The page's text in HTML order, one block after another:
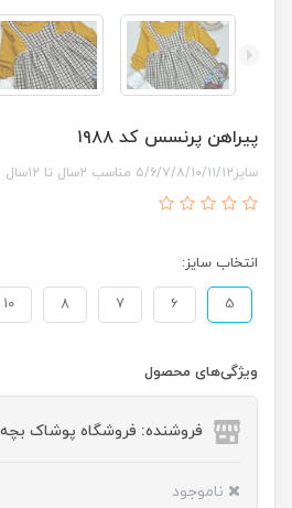
پیراهن پرنسس کد ۱۹۸۸
سایز۵/۶/۷/۸/۱۰/۱۱/۱۲ مناسب ۲سال تا ۱۲سال
انتخاب سایز:
5
6
7
8
10
ویژگی‌های محصول
فروشنده: فروشگاه پوشاک
ناموجود